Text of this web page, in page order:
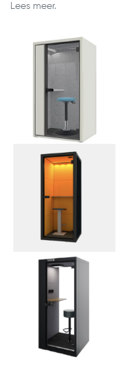
Lees meer.